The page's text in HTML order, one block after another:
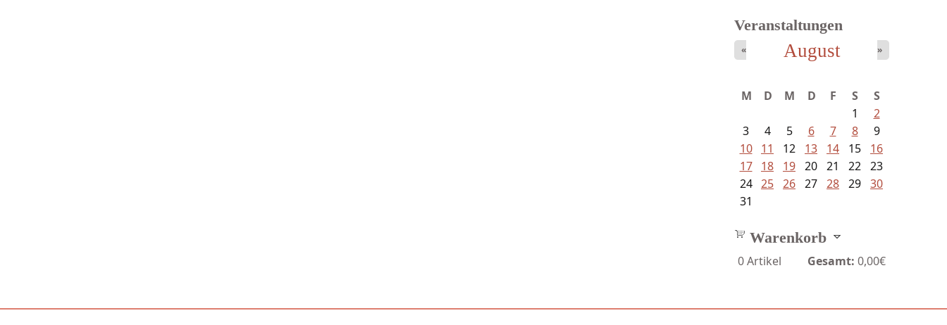
Veranstaltungen
August
« »
M D M D F S
S
1
2
3
4 5 6 7 8
9
10
11 12 13 14 15
16
17
18 19 20 21 22 23
24 25 26 27 28 29 30
31
Warenkorb
0Artikel Gesamt: 0,00€